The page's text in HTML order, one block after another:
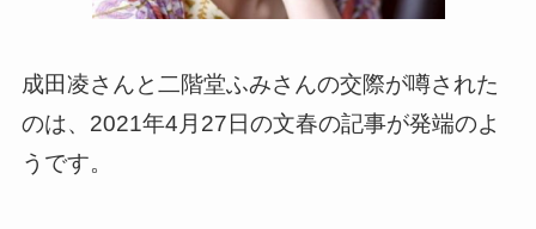
成田凌さんと二階堂ふみさんの交際が噂された
のは、2021年4月27日の文春の記事が発端のよ
うです。